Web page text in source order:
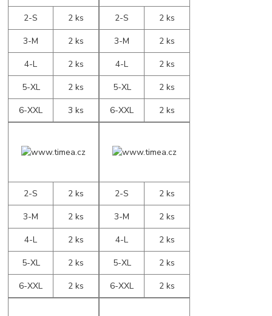
2-S
2 ks
3-M
2 ks
4-L
2 ks
5-XL
2 ks
6-XXL
3 ks
2-S
2 ks
3-M
2 ks
4-L
2 ks
5-XL
2 ks
6-XXL
2 ks
2-S
2 ks
3-M
2 ks
4-L
2 ks
5-XL
2 ks
6-XXL
2 ks
2-S
2 ks
3-M
2 ks
4-L
2 ks
5-XL
2 ks
6-XXL
2 ks